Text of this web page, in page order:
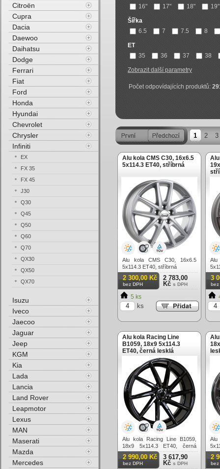
16"
17" 18" 19"
Šířka
6.5
7 7.5 8
ET
35
36 37 38
Zobrazit další parametry
Počet odpovídajících produktů:
1 2 3
Alu kola CMS C30, 16x6.5
5x114.3 ET40, stříbrná
Alu kola CMS C30, 16x6.5
5x114.3 ET40, stříbrná
2 300,00 Kč
bez DPH
2 783,00
Kč s DPH
5 ks
ks
Alu
3
bez
Alu kola Racing Line
B1059, 18x9 5x114.3
ET40, černá lesklá
Alu kola Racing Line B1059,
18x9 5x114.3 ET40, černá
lesklá
2 990,00 Kč
bez DPH
3 617,90
Kč s DPH
Alu
2
bez
Citroën
Cupra
Dacia
Daewoo
Daihatsu
Dodge
Ferrari
Fiat
Ford
Honda
Hyundai
Chevrolet
Chrysler
Infiniti
EX
FX 35
FX 45
J30
Q30
Q45
Q50
Q60
Q70
QX30
QX50
QX70
Isuzu
Iveco
Jaecoo
Jaguar
Jeep
KGM
Kia
Lada
Lancia
Land Rover
Leapmotor
Lexus
MAN
Maserati
Mazda
Mercedes